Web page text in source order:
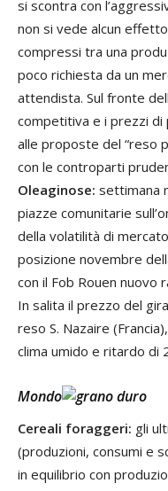
si scontra con
non si vede alcun
compressi tra una
poco richiesta da un
attendista. Sul fronte
competitiva e i prezzi
alle proposte del “reso
con le controparti
Oleaginose: settimana
piazze comunitarie
della volatilità di
posizione novembre
con il Fob Rouen
In salita il prezzo del
reso S. Nazaire
clima umido e ritardo di
Mondo
Cereali foraggeri: gli
(produzioni, consumi e
in equilibrio con